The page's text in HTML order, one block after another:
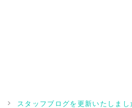
スタッフブログを更新いたしまし